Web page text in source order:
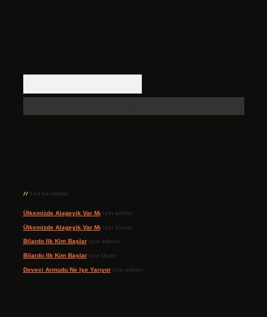
Son yorumlar
Ülkemizde Alageyik Var Mı için admin
Ülkemizde Alageyik Var Mı için Sinan
Bilardo Ilk Kim Başlariçin admin
Bilardo Ilk Kim Başlariçin Uçan
Deveci Armudu Ne Işe Yarıyoriçin admin